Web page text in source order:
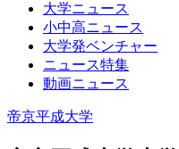
大学ニュース
小中高ニュース
大学発ベンチャー
ニュース特集
動画ニュース
帝京平成大学